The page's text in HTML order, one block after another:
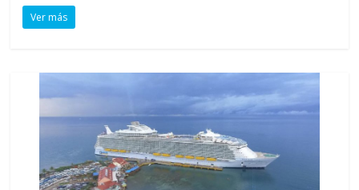
Ver más